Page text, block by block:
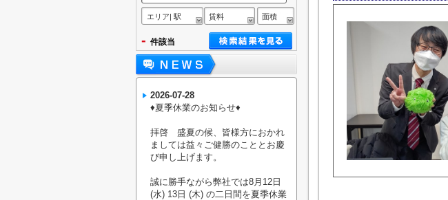
エリア| 駅 賃料 面積
- 件該当
2026-07-28
♦︎夏季休業のお知らせ♦︎
拝啓 盛夏の候、皆様方におかれ
ましては益々ご健勝のこととお慶
び申し上げます。
誠に勝手ながら弊社では8月12日
(水) 13日 (木) の二日間を夏季休業